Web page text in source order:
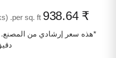
₹ 938.64
per sq. ft. (Ex-works, يشمل الضرائب)*
*هذه سعر إرشادي من المصنع.